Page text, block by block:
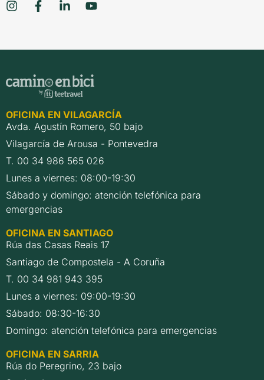
OFICINA EN VILAGARCÍA
Avda. Agustín Romero, 50 bajo
Vilagarcía de Arousa - Pontevedra
T. 00 34 986 565 026
Lunes a viernes: 08:00-19:30
Sábado y domingo: atención telefónica para
emergencias
OFICINA EN SANTIAGO
Rúa das Casas Reais 17
Santiago de Compostela - A Coruña
T. 00 34 981 943 395
Lunes a viernes: 09:00-19:30
Sábado: 08:30-16:30
Domingo: atención telefónica para emergencias
OFICINA EN SARRIA
Rúa do Peregrino, 23 bajo